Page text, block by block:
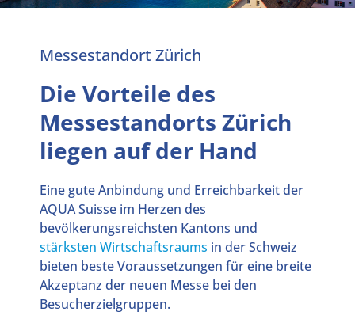
Messestandort Zürich
Die Vorteile des
Messestandorts Zürich
liegen auf der Hand
Eine gute Anbindung und Erreichbarkeit der
AQUA Suisse im Herzen des
bevölkerungsreichsten Kantons und
stärksten Wirtschaftsraums in der Schweiz
bieten beste Voraussetzungen für eine breite
Akzeptanz der neuen Messe bei den
Besucherzielgruppen.